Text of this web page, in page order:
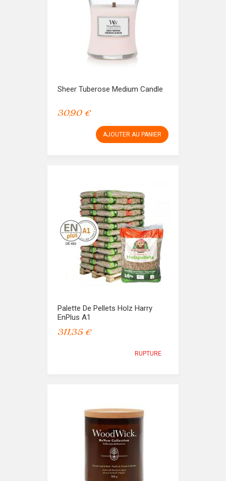
Sheer Tuberose Medium Candle
30,90 €
AJOUTER AU PANIER
Palette De Pellets Holz Harry
EnPlus A1
311,35 €
RUPTURE